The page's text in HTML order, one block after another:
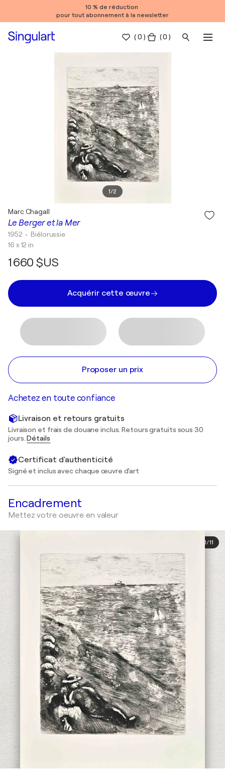
10 % de réduction
pour tout abonnement à la newsletter
(0 ) ( 0 )
1/2
Le Berger et la Mer
Marc Chagall
1952 • Biélorussie
16 x 12 in
1 660 $US
Acquérir cette œuvre
Proposer un prix
Achetez en toute confiance
Livraison et retours gratuits
Livraison et frais de douane inclus. Retours gratuits sous 30
jours.Détails
Certificat d'authenticité
Signé et inclus avec chaque œuvre d'art
Encadrement
Mettez votre oeuvre en valeur
1/11